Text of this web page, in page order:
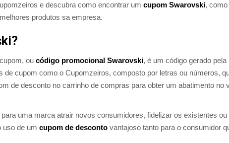
e descubra como encontrar um cupom Swarovski, como
produtos sa empresa.
ou código promocional Swarovski, é um código gerado pela
de cupom como o Cupomzeiros, composto por letras ou números,
de desconto no carrinho de compras para obter um abatimento no
uma marca atrair novos consumidores, fidelizar os existentes ou
uso de um cupom de desconto vantajoso tanto para o consumidor